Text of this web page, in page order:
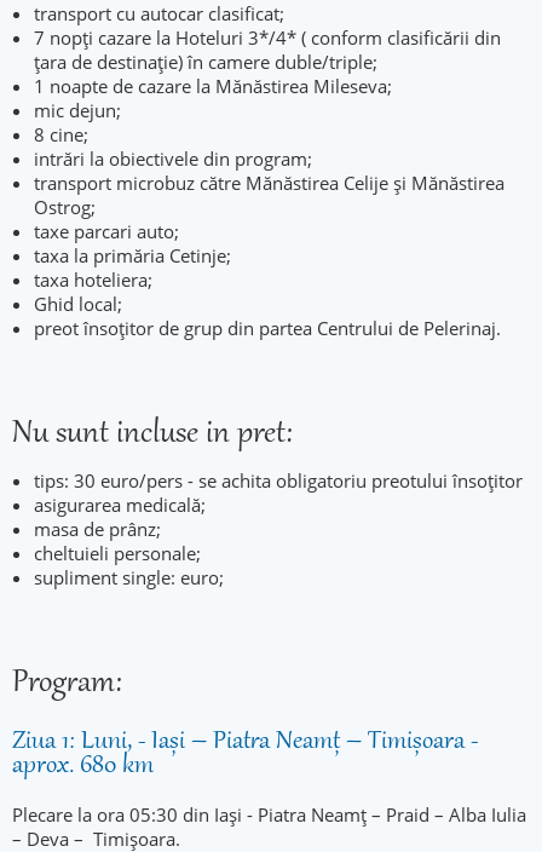
transport cu autocar clasificat;
7 nopți cazare la Hoteluri 3*/4* ( conform clasificării din
țara de destinație) în camere duble/triple;
1 noapte de cazare la Mănăstirea Mileseva;
mic dejun;
8 cine;
intrări la obiectivele din program;
transport microbuz către Mănăstirea Celije și Mănăstirea
Ostrog;
taxe parcari auto;
taxa la primăria Cetinje;
taxa hoteliera;
Ghid local;
preot însoțitor de grup din partea Centrului de Pelerinaj.
Nu sunt incluse in pret:
tips: 30 euro/pers - se achita obligatoriu preotului însoțitor
asigurarea medicală;
masa de prânz;
cheltuieli personale;
supliment single: euro;
Program:
Ziua 1: Luni, - Iași – Piatra Neamț – Timișoara -
aprox. 680 km
Plecare la ora 05:30 din Iași - Piatra Neamț – Praid – Alba Iulia
– Deva – Timișoara.